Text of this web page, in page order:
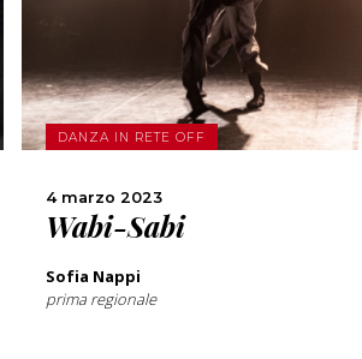
DANZA IN RETE OFF
4 marzo 2023
Wabi-Sabi
Sofia Nappi
prima regionale
SCOPRI DI PIÙ
CONDIVIDI